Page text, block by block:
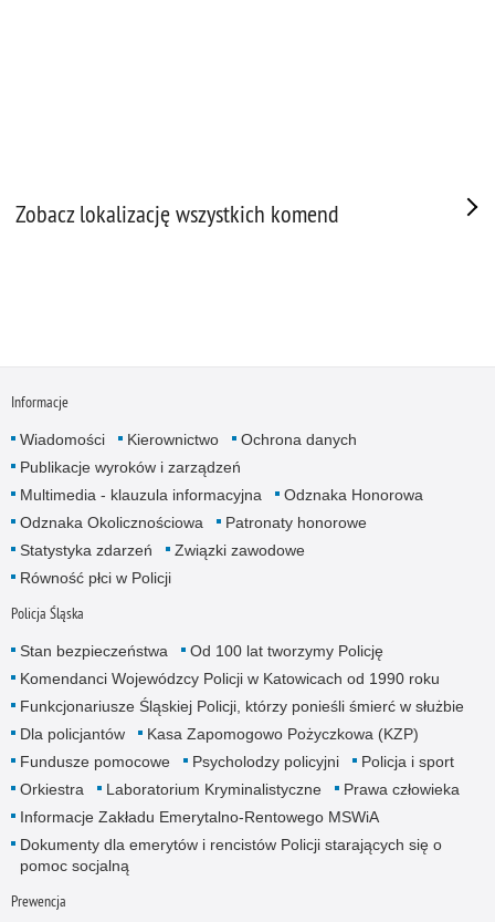
Zobacz lokalizację wszystkich komend
Informacje
Wiadomości Kierownictwo
Ochrona danych
Publikacje wyroków i zarządzeń
Multimedia - klauzula informacyjna
Odznaka Honorowa
Odznaka Okolicznościowa
Patronaty honorowe
Statystyka zdarzeń
Związki zawodowe
Równość płci w Policji
Policja Śląska
Stan bezpieczeństwa
Od 100 lat tworzymy Policję
Komendanci Wojewódzcy Policji w Katowicach od 1990 roku
Funkcjonariusze Śląskiej Policji, którzy ponieśli śmierć w służbie
Dla policjantów
Kasa Zapomogowo Pożyczkowa (KZP)
Fundusze pomocowe
Psycholodzy policyjni
Policja i sport
Orkiestra
Laboratorium Kryminalistyczne
Prawa człowieka
Informacje Zakładu Emerytalno-Rentowego MSWiA
Dokumenty dla emerytów i rencistów Policji starających się o
pomoc socjalną
Prewencja